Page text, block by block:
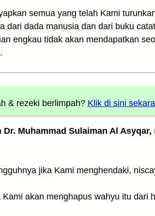
semua yang telah Kami
dari dada manusia dan dari buku
engkau tidak akan mendapatkan
& rezeki berlimpah? Klik di sini
Muhammad Sulaiman Al
akan menghapus wahyu itu dari